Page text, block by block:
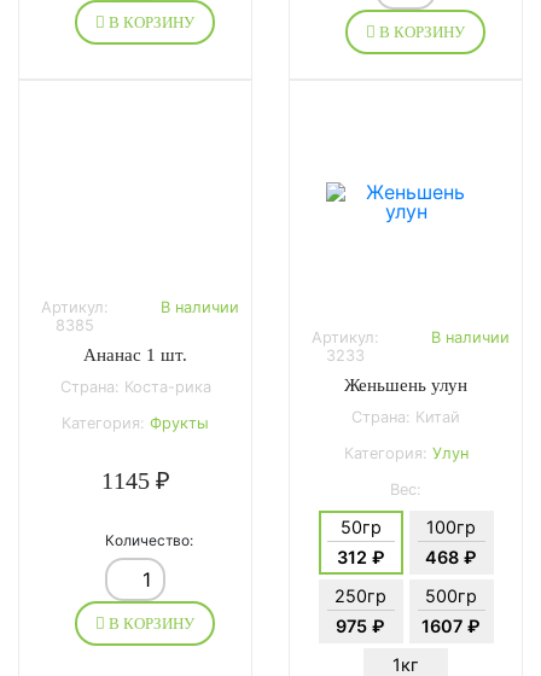
В КОРЗИНУ В КОРЗИНУ
Артикул:
8385
В наличии
Ананас 1 шт.
Страна: Коста-рика
Категория: Фрукты
1145 ₽
Количество:
В КОРЗИНУ
Артикул:
3233
В наличии
Женьшень улун
Страна: Китай
Категория: Улун
Вес:
50гр
312 ₽
100гр
468 ₽
250гр
975 ₽
500гр
1607 ₽
1кг